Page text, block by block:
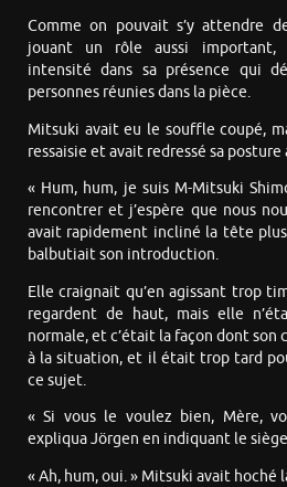
Comme on pouvait s’y attendre
jouant un rôle aussi important,
intensité dans sa présence qui
personnes réunies dans la pièce.
Mitsuki avait eu le souffle coupé,
ressaisie et avait redressé sa
« Hum, hum, je suis M-Mitsuki
rencontrer et j’espère que nous
avait rapidement incliné la tête
balbutiait son introduction.
Elle craignait qu’en agissant trop
regardent de haut, mais elle
normale, et c’était la façon dont son
à la situation, et il était trop tard
ce sujet.
« Si vous le voulez bien, Mère,
expliqua Jörgen en indiquant le
« Ah, hum, oui. » Mitsuki avait hoché